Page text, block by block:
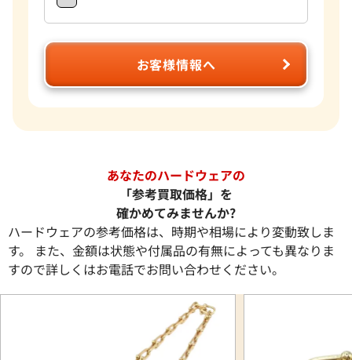
お客様情報へ
あなたのハードウェアの
「参考買取価格」を
確かめてみませんか?
ハードウェアの参考価格は、時期や相場により変動致しま
す。 また、金額は状態や付属品の有無によっても異なりま
すので詳しくはお電話でお問い合わせください。